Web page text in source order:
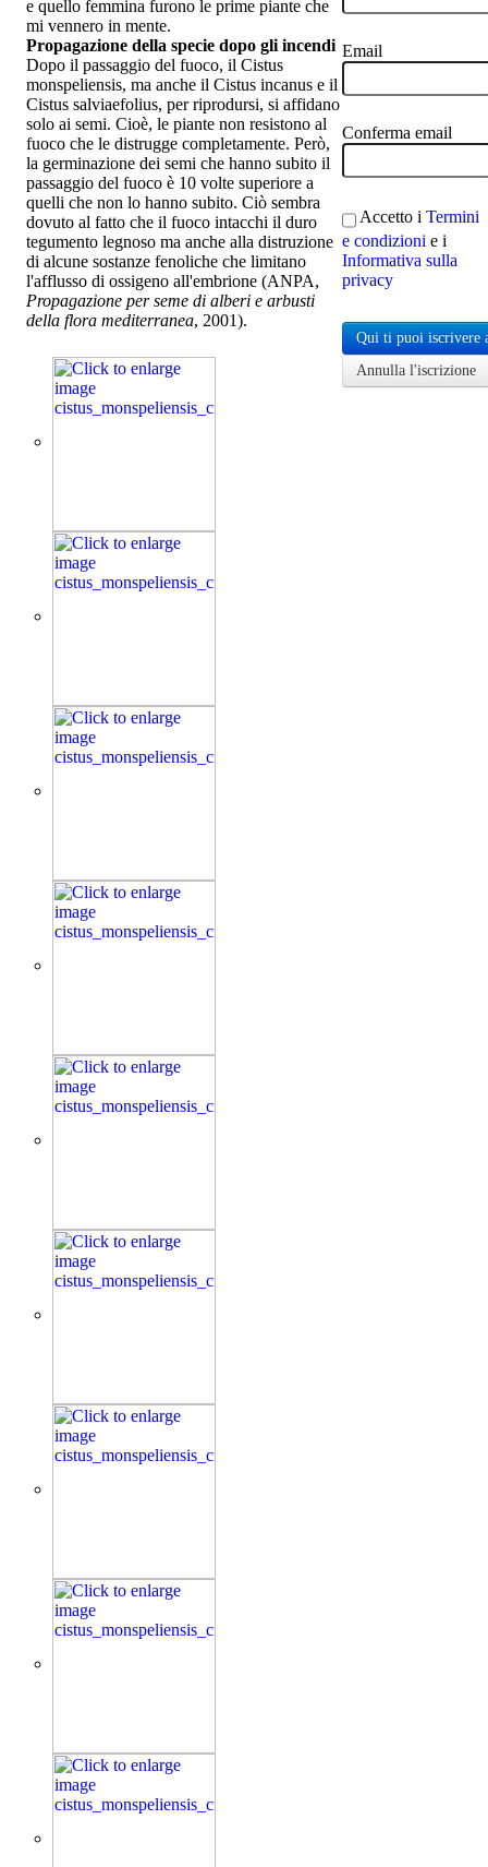
e quello femmina furono le prime piante che
mi vennero in mente.
Propagazione della specie dopo gli incendi
Dopo il passaggio del fuoco, il Cistus
monspeliensis, ma anche il Cistus incanus e il
Cistus salviaefolius, per riprodursi, si affidano
solo ai semi. Cioè, le piante non resistono al
fuoco che le distrugge completamente. Però,
la germinazione dei semi che hanno subito il
passaggio del fuoco è 10 volte superiore a
quelli che non lo hanno subito. Ciò sembra
dovuto al fatto che il fuoco intacchi il duro
tegumento legnoso ma anche alla distruzione
di alcune sostanze fenoliche che limitano
l'afflusso di ossigeno all'embrione (ANPA,
Propagazione per seme di alberi e arbusti
della flora mediterranea, 2001).
Email
Conferma email
Accetto i Termini
e condizioni e i
Informativa sulla
privacy
Qui ti puoi iscrivere
Annulla l'iscrizione